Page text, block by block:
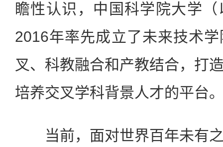
瞻性认识，中国科学院大学
2016年率先成立了未来技术
叉、科教融合和产教结合，打
培养交叉学科背景人才的平台
当前，面对世界百年未有之